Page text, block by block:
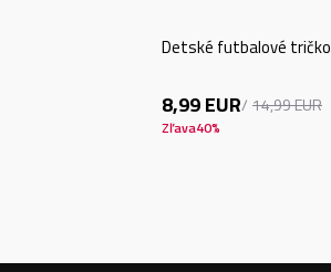
Detské futbalové tričko
8,99EUR 14,99EUR
Zľava40%